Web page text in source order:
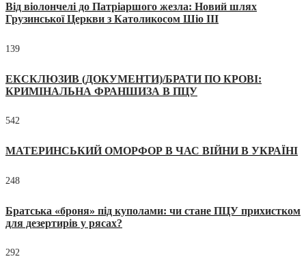
Від віолончелі до Патріаршого жезла: Новий шлях
Грузинської Церкви з Католикосом Шіо III
139
ЕКСКЛЮЗИВ (ДОКУМЕНТИ)/БРАТИ ПО КРОВІ:
КРИМІНАЛЬНА ФРАНШИЗА В ПЦУ
542
МАТЕРИНСЬКИЙ ОМОРФОР В ЧАС ВІЙНИ В УКРАЇНІ
248
Братська «броня» під куполами: чи стане ПЦУ прихистком
для дезертирів у рясах?
292